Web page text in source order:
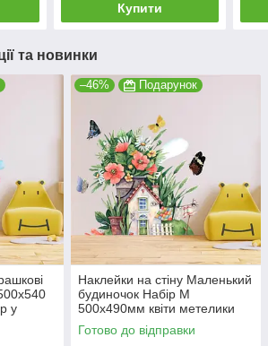
Купити
та новинки
у
–46% Подарунок
Наклейки на стіну Маленький
будиночок Набір М
500х490мм квіти метелики
декор у дитячу ПВХ
самоклейка матова
Готово до відправки